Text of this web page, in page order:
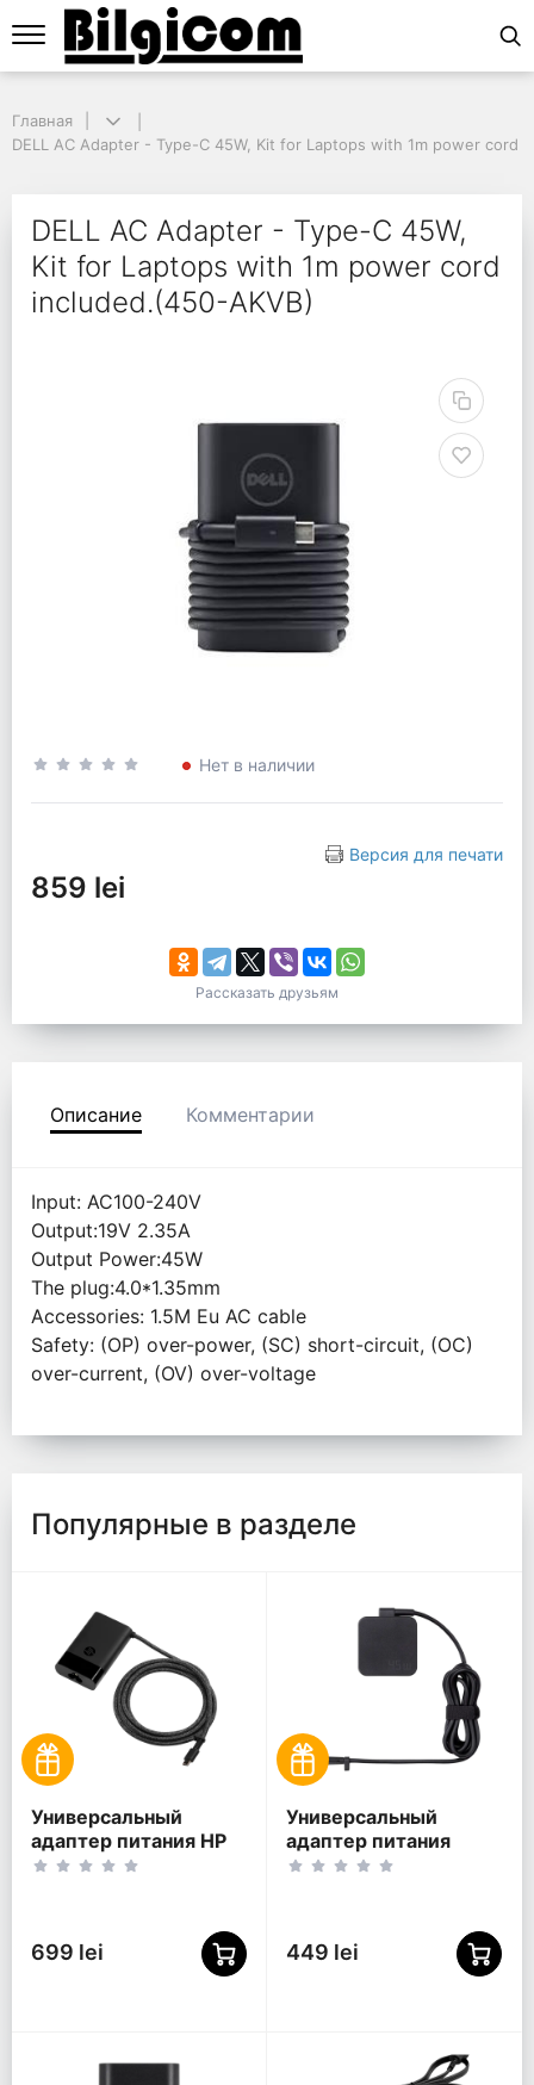
DELL AC Adapter - Type-C 45W, Kit for Laptops with 1m power cord
DELL AC Adapter -
Главная
DELL AC Adapter - Type-C 45W, Kit for Laptops with 1m power cord
DELL AC Adapter - Type-C 45W,
Kit for Laptops with 1m power cord
included.(450-AKVB)
Нет в наличии
Версия для печати
859 lei
Рассказать друзьям
Описание Комментарии
Input: AC100-240V
Output:19V 2.35A
Output Power:45W
The plug:4.0*1.35mm
Accessories: 1.5M Eu AC cable
Safety: (OP) over-power, (SC) short-circuit, (OC)
over-current, (OV) over-voltage
Популярные в разделе
Универсальный
адаптер питания HP
671R2AA, 65Вт
699 lei
Универсальный
адаптер питания
ASUS ADP-45ZE B,
449 lei